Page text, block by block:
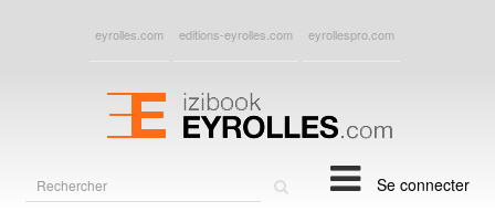
eyrolles.com editions-eyrolles.com eyrollespro.com
Se connecter